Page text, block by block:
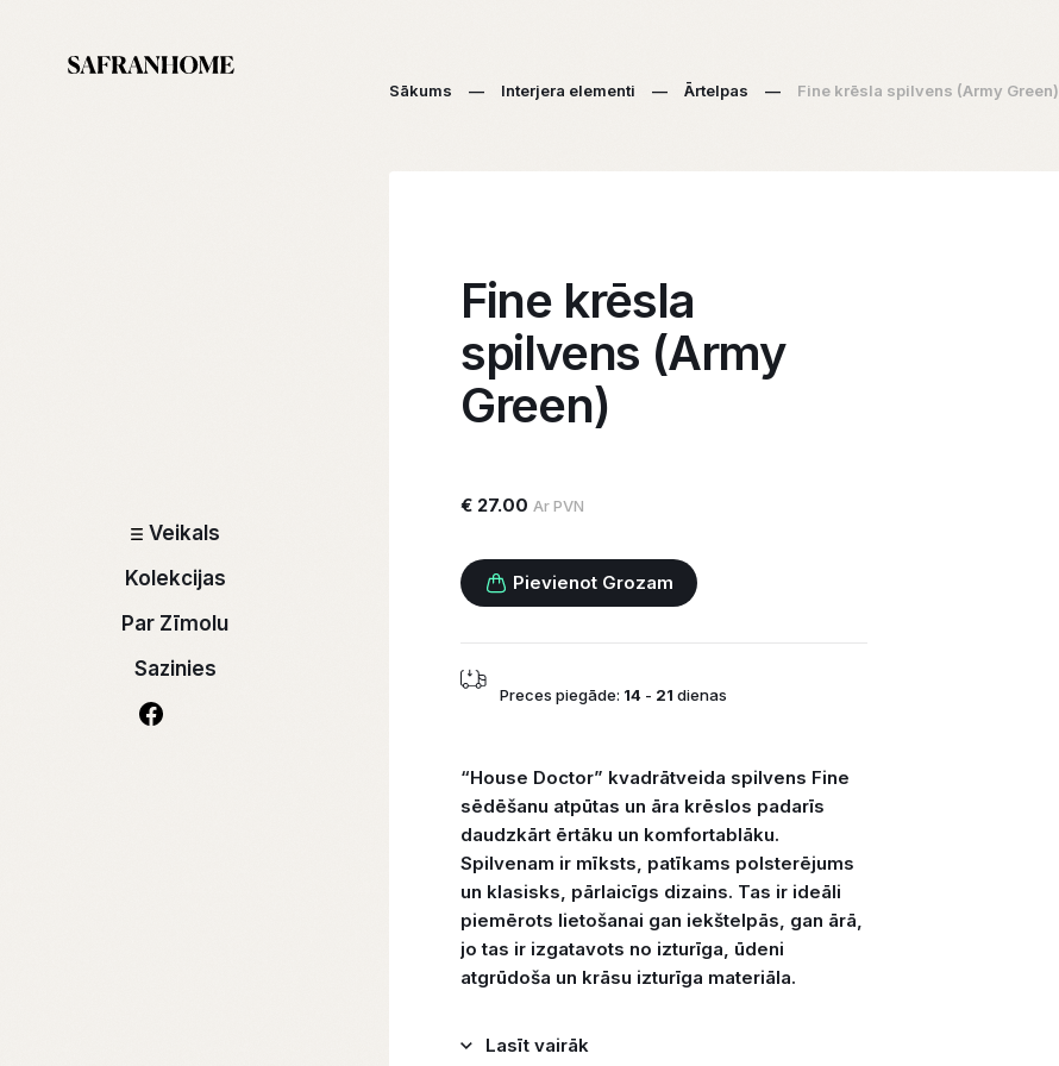
Veikals
Kolekcijas
Par Zīmolu
Sazinies
Sākums — Interjera elementi — Ārtelpas — Fine krēsla spilvens (Army Green)
Fine krēsla
spilvens (Army
Green)
€ 27.00 Ar PVN
Pievienot Grozam
Preces piegāde: 14- 21 dienas
“House Doctor” kvadrātveida spilvens Fine
sēdēšanu atpūtas un āra krēslos padarīs
daudzkārt ērtāku un komfortablāku.
Spilvenam ir mīksts, patīkams polsterējums
un klasisks, pārlaicīgs dizains. Tas ir ideāli
piemērots lietošanai gan iekštelpās, gan ārā,
jo tas ir izgatavots no izturīga, ūdeni
atgrūdoša un krāsu izturīga materiāla.
Lasīt vairāk